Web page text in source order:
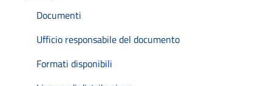
Documenti
Ufficio responsabile del documento
Formati disponibili